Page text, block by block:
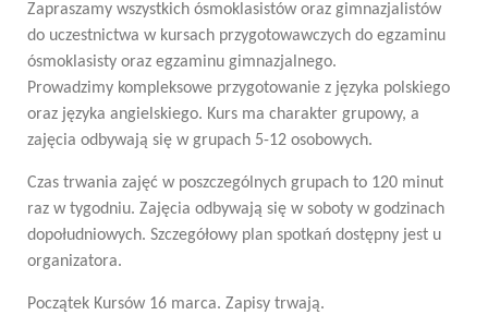
Zapraszamy wszystkich ósmoklasistów oraz gimnazjalistów
do uczestnictwa w kursach przygotowawczych do egzaminu
ósmoklasisty oraz egzaminu gimnazjalnego.
Prowadzimy kompleksowe przygotowanie z języka polskiego
oraz języka angielskiego. Kurs ma charakter grupowy, a
zajęcia odbywają się w grupach 5-12 osobowych.
Czas trwania zajęć w poszczególnych grupach to 120 minut
raz w tygodniu. Zajęcia odbywają się w soboty w godzinach
dopołudniowych. Szczegółowy plan spotkań dostępny jest u
organizatora.
Początek Kursów 16 marca. Zapisy trwają.